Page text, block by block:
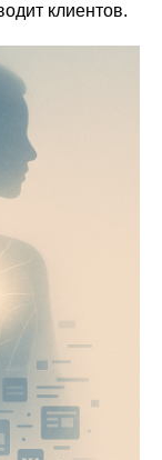
клиентов.